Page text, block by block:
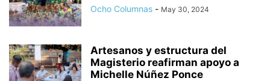
Ocho Columnas - May 30, 2024
Artesanos y estructura del
Magisterio reafirman apoyo a
Michelle Núñez Ponce